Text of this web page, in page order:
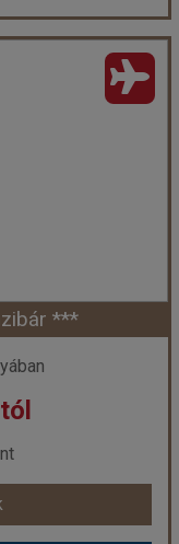
***
éj
tól
***